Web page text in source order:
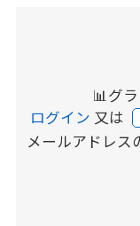
📊グ
ログイン 又は
メールアドレス